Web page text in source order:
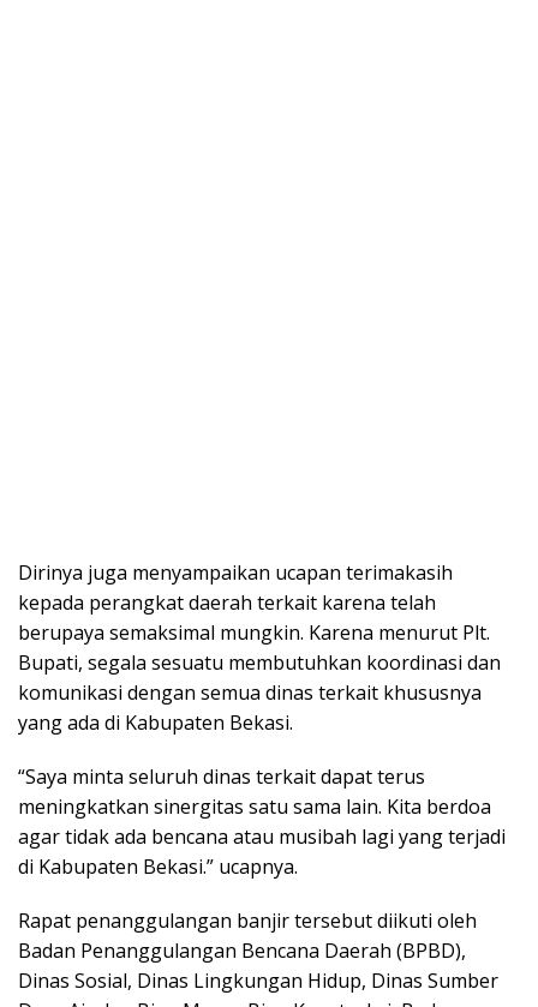
Dirinya juga menyampaikan ucapan terimakasih
kepada perangkat daerah terkait karena telah
berupaya semaksimal mungkin. Karena menurut Plt.
Bupati, segala sesuatu membutuhkan koordinasi dan
komunikasi dengan semua dinas terkait khususnya
yang ada di Kabupaten Bekasi.
“Saya minta seluruh dinas terkait dapat terus
meningkatkan sinergitas satu sama lain. Kita berdoa
agar tidak ada bencana atau musibah lagi yang terjadi
di Kabupaten Bekasi.” ucapnya.
Rapat penanggulangan banjir tersebut diikuti oleh
Badan Penanggulangan Bencana Daerah (BPBD),
Dinas Sosial, Dinas Lingkungan Hidup, Dinas Sumber